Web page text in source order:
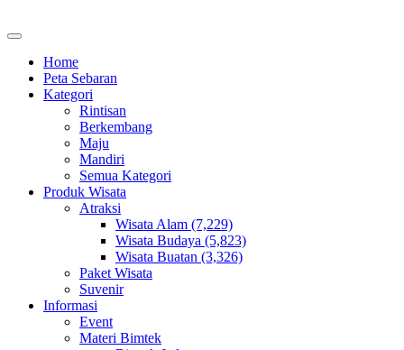
Home
Peta Sebaran
Kategori
Rintisan
Berkembang
Maju
Mandiri
Semua Kategori
Produk Wisata
Atraksi
Wisata Alam (7,229)
Wisata Budaya (5,823)
Wisata Buatan (3,326)
Paket Wisata
Suvenir
Informasi
Event
Materi Bimtek